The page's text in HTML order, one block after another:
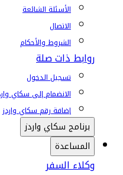
الأسئلة الشائعة
الاتصال
الشروط والأحكام
روابط ذات صلة
تسجيل الدخول
الانضمام إلى سكاي
إضافة رقم سكاي واردز
برنامج سكاي واردز
المساعدة
وكلاء السفر